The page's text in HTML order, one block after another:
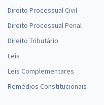
Direito Processual Civil
Direito Processual Penal
Direito Tributário
Leis
Leis Complementares
Remédios Constitucionais